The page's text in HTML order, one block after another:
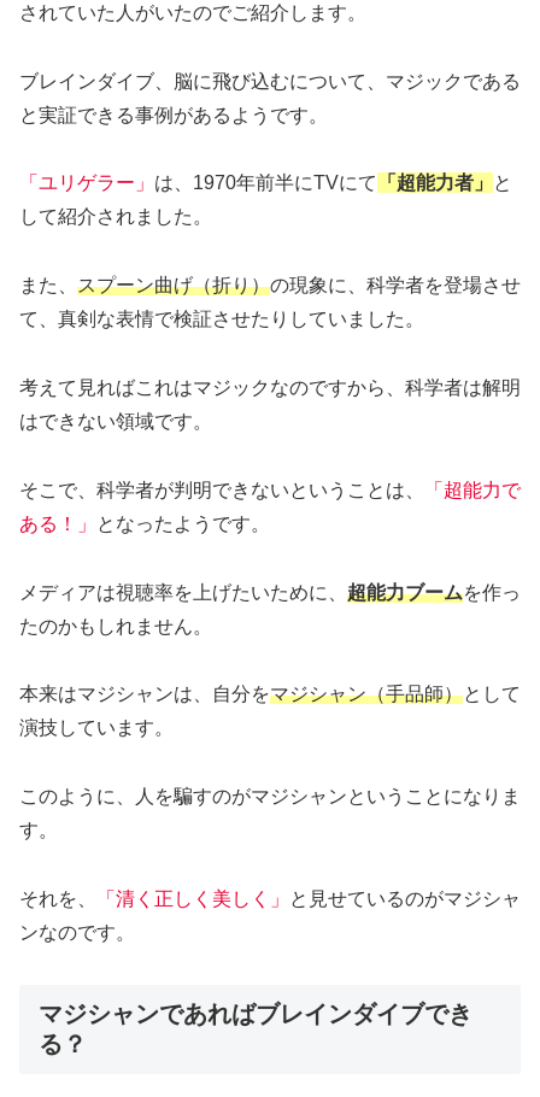
されていた人がいたのでご紹介します。
ブレインダイブ、脳に飛び込むについて、マジックである
と実証できる事例があるようです。
「ユリゲラー」 は、1970年前半にTVにて 「超能力者」
と
して紹介されました。
また、 スプーン曲げ（折り）の現象に、科学者を登場させ
て、真剣な表情で検証させたりしていました。
考えて見ればこれはマジックなのですから、科学者は解明
はできない領域です。
そこで、科学者が判明できないということは、
「超能力で
ある！」
となったようです。
メディアは視聴率を上げたいために、 超能力ブームを作っ
たのかもしれません。
本来はマジシャンは、自分をマジシャン（手品師）として
演技しています。
このように、人を騙すのがマジシャンということになりま
す。
それを、 「清く正しく美しく」
と見せているのがマジシャ
ンなのです。
マジシャンであればブレインダイブでき
る？